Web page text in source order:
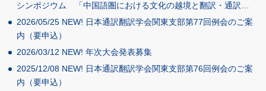
シンポジウム 「中国語圏における文化の越境と翻訳・通訳…
2026/05/25 NEW! 日本通訳翻訳学会関東支部第77回例会のご案
内（要申込）
2026/03/12 NEW! 年次大会発表募集
2025/12/08 NEW! 日本通訳翻訳学会関東支部第76回例会のご案
内（要申込）